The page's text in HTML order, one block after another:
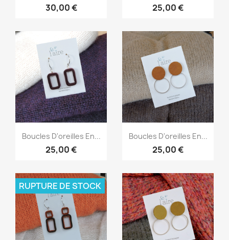
30,00 € 25,00 €
Aperçu rapide
Boucles D'oreilles En...
25,00 €
Aperçu rapide
Boucles D'oreilles En...
25,00 €
RUPTURE DE STOCK